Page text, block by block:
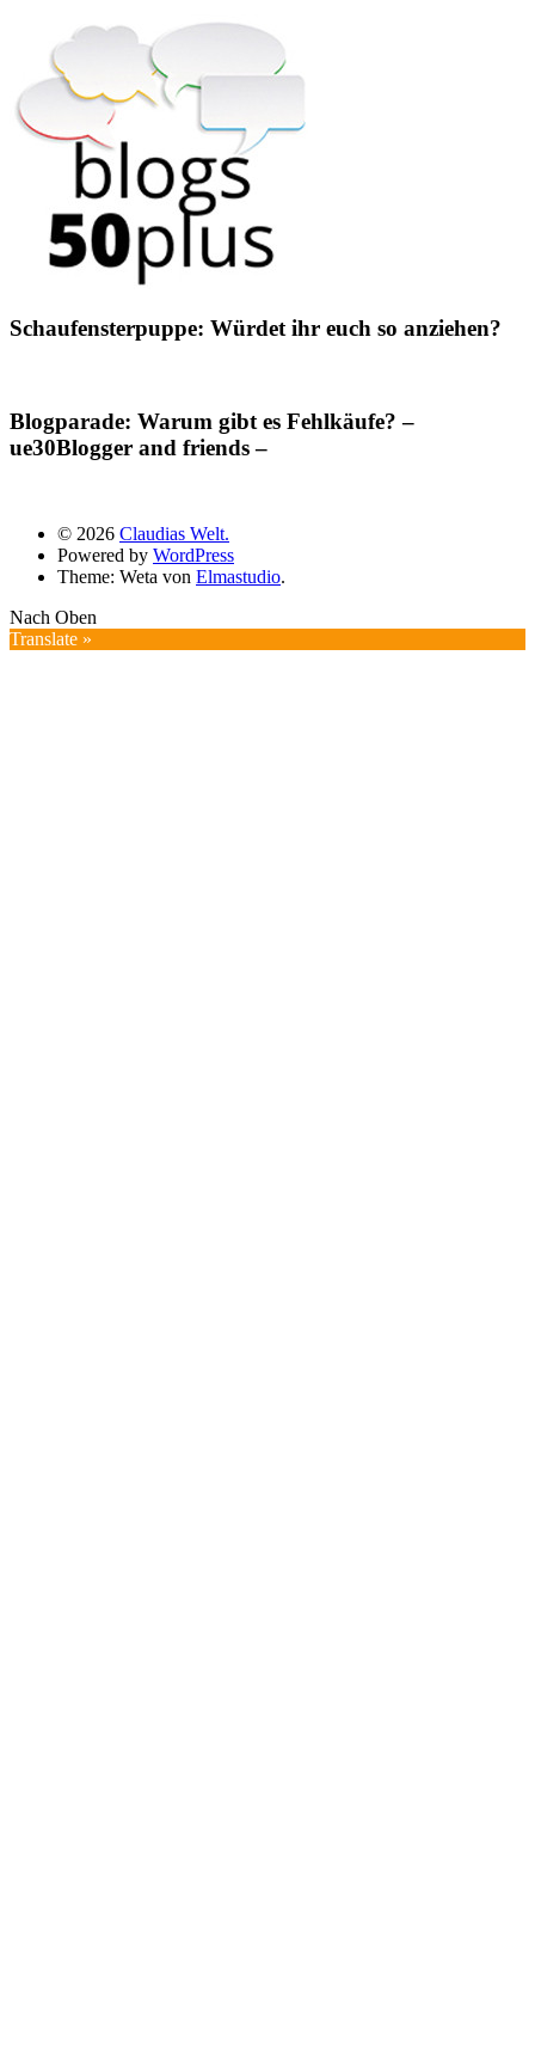
Schaufensterpuppe: Würdet ihr euch so anziehen?
Blogparade: Warum gibt es Fehlkäufe? –
ue30Blogger and friends –
© 2026 Claudias Welt.
Powered by WordPress
Theme: Weta von Elmastudio.
Nach Oben
Translate »